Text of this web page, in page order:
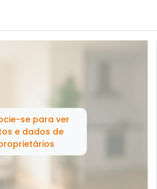
se para ver
e dados de